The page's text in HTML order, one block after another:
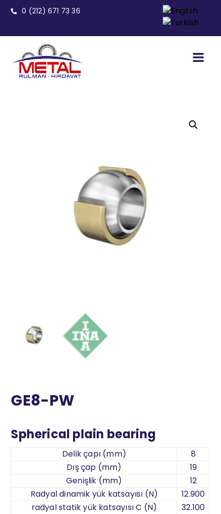
0 (212) 671 73 36
GE8-PW
Spherical plain bearing
Delik çapı (mm)
8
Dış çap (mm)
19
Genişlik (mm)
12
Radyal dinamik yük katsayısı (N)
12.900
radyal statik yük katsayısı C (N)
32.100